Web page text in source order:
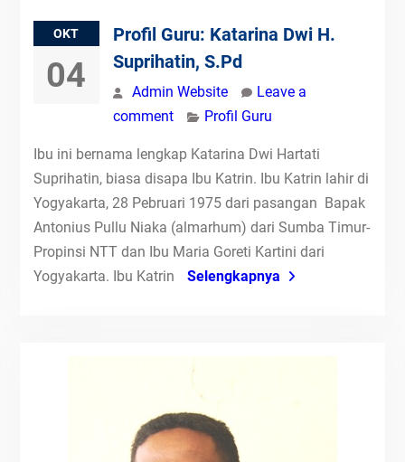
OKT
04
Profil Guru: Katarina Dwi H.
Suprihatin, S.Pd
Admin Website
Leave a
comment
Profil Guru
Ibu ini bernama lengkap Katarina Dwi Hartati
Suprihatin, biasa disapa Ibu Katrin. Ibu Katrin lahir di
Yogyakarta, 28 Pebruari 1975 dari pasangan Bapak
Antonius Pullu Niaka (almarhum) dari Sumba Timur-
Propinsi NTT dan Ibu Maria Goreti Kartini dari
Yogyakarta. Ibu Katrin
Selengkapnya